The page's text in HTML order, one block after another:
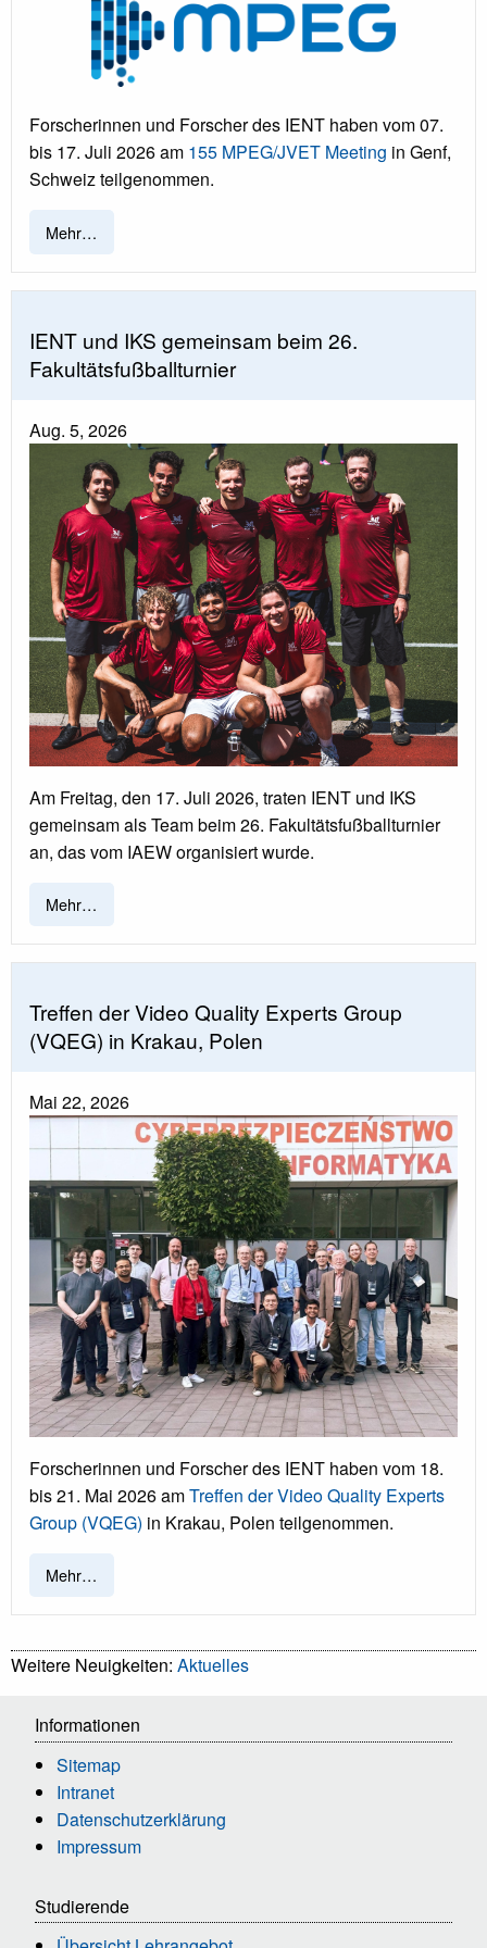
Forscherinnen und Forscher des IENT haben vom 07.
bis 17. Juli 2026 am 155 MPEG/JVET Meeting in Genf,
Schweiz teilgenommen.
Mehr…
IENT und IKS gemeinsam beim 26.
Fakultätsfußballturnier
Aug. 5, 2026
Am Freitag, den 17. Juli 2026, traten IENT und IKS
gemeinsam als Team beim 26. Fakultätsfußballturnier
an, das vom IAEW organisiert wurde.
Mehr…
Treffen der Video Quality Experts Group
(VQEG) in Krakau, Polen
Mai 22, 2026
Forscherinnen und Forscher des IENT haben vom 18.
bis 21. Mai 2026 amTreffen der Video Quality Experts
Group (VQEG) in Krakau, Polen teilgenommen.
Mehr…
Weitere Neuigkeiten: Aktuelles
Informationen
Sitemap
Intranet
Datenschutzerklärung
Impressum
Studierende